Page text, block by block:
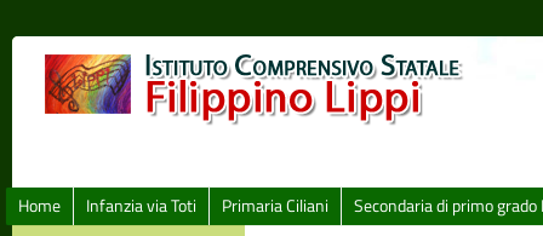
Home Infanzia via Toti Primaria Ciliani Secondaria di primo grado